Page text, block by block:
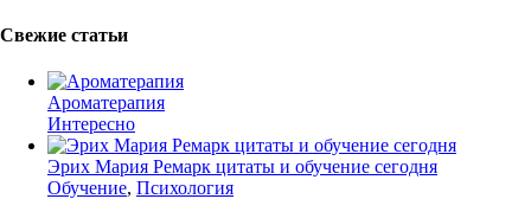
Свежие статьи
Ароматерапия
Интересно
Эрих Мария Ремарк цитаты и обучение сегодня
Обучение, Психология